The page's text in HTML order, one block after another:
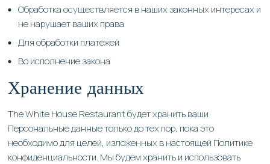
Обработка осуществляется в наших законных интересах и
не нарушает ваших права
Для обработки платежей
Во исполнение закона
Хранение данных
The White House Restaurant будет хранить ваши
Персональные данные только до тех пор, пока это
необходимо для целей, изложенных в настоящей Политике
конфиденциальности. Мы будем хранить и использовать